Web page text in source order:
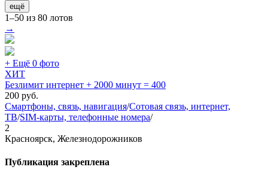
ещё
1–50 из 80 лотов
→
+ Ещё 0 фото
ХИТ
Безлимит интернет + 2000 минут = 400
200 руб.
Смартфоны, связь, навигация/Сотовая связь, интернет,
ТВ/SIM-карты, телефонные номера/
2
Красноярск, Железнодорожников
Публикация закреплена